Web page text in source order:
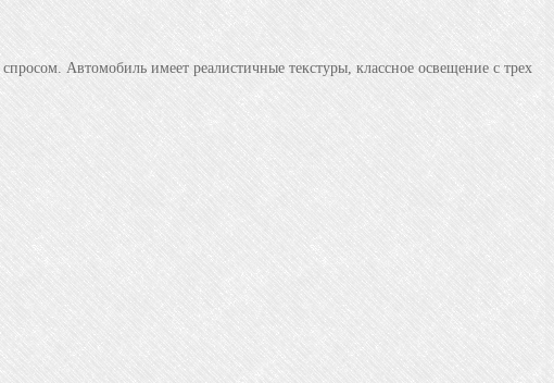
Автомобиль имеет реалистичные текстуры, классное освещение с трех